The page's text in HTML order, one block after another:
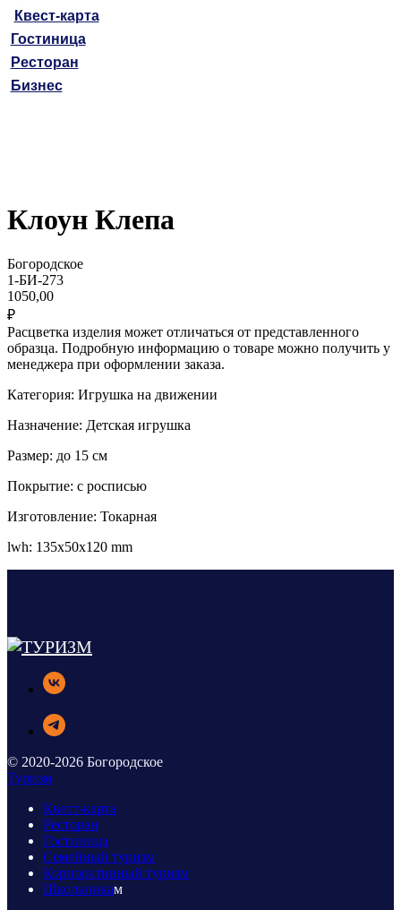
Квест-карта
Гостиница
Ресторан
Бизнес
Клоун Клепа
Богородское
1-БИ-273
1050,00
₽
Расцветка изделия может отличаться от представленного
образца. Подробную информацию о товаре можно получить у
менеджера при оформлении заказа.
Категория: Игрушка на движении
Назначение: Детская игрушка
Размер: до 15 см
Покрытие: с росписью
Изготовление: Токарная
lwh: 135x50x120 mm
© 2020-2026 Богородское
Туризм
Квест-карта
Ресторан
Гостиница
Семейный туризм
Корпоративный туризм
Школьникам